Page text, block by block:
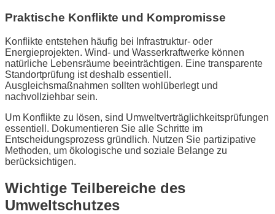
Praktische Konflikte und Kompromisse
Konflikte entstehen häufig bei Infrastruktur- oder
Energieprojekten. Wind- und Wasserkraftwerke können
natürliche Lebensräume beeinträchtigen. Eine transparente
Standortprüfung ist deshalb essentiell.
Ausgleichsmaßnahmen sollten wohlüberlegt und
nachvollziehbar sein.
Um Konflikte zu lösen, sind Umweltverträglichkeitsprüfungen
essentiell. Dokumentieren Sie alle Schritte im
Entscheidungsprozess gründlich. Nutzen Sie partizipative
Methoden, um ökologische und soziale Belange zu
berücksichtigen.
Wichtige Teilbereiche des
Umweltschutzes